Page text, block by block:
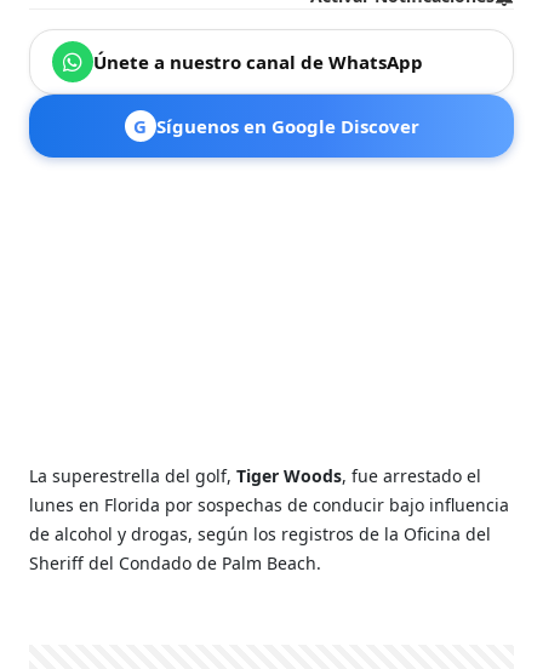
Únete a nuestro canal de WhatsApp
G Síguenos en Google Discover
La superestrella del golf,Tiger Woods, fue arrestado el
lunes en Florida por sospechas de conducir bajo influencia
de alcohol y drogas, según los registros de la Oficina del
Sheriff del Condado de Palm Beach.